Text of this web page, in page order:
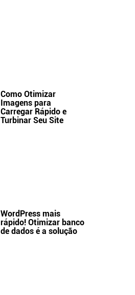
Como Otimizar
Imagens para
Carregar Rápido e
Turbinar Seu Site
WordPress mais
rápido! Otimizar banco
de dados é a solução